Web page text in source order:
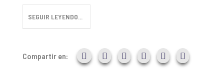
SEGUIR LEYENDO...
Compartir en: